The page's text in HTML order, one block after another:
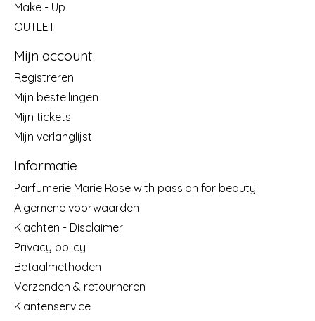
Make - Up
OUTLET
Mijn account
Registreren
Mijn bestellingen
Mijn tickets
Mijn verlanglijst
Informatie
Parfumerie Marie Rose with passion for beauty!
Algemene voorwaarden
Klachten - Disclaimer
Privacy policy
Betaalmethoden
Verzenden & retourneren
Klantenservice